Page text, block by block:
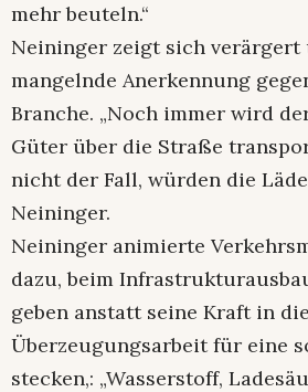
mehr beuteln.“
Neininger zeigt sich verärgert
mangelnde Anerkennung
Branche. „Noch immer wird
Güter über die Straße
nicht der Fall, würden die
Neininger.
Neininger animierte
dazu, beim
geben anstatt seine Kraft in die
Überzeugungsarbeit für eine
stecken,: „Wasserstoff,